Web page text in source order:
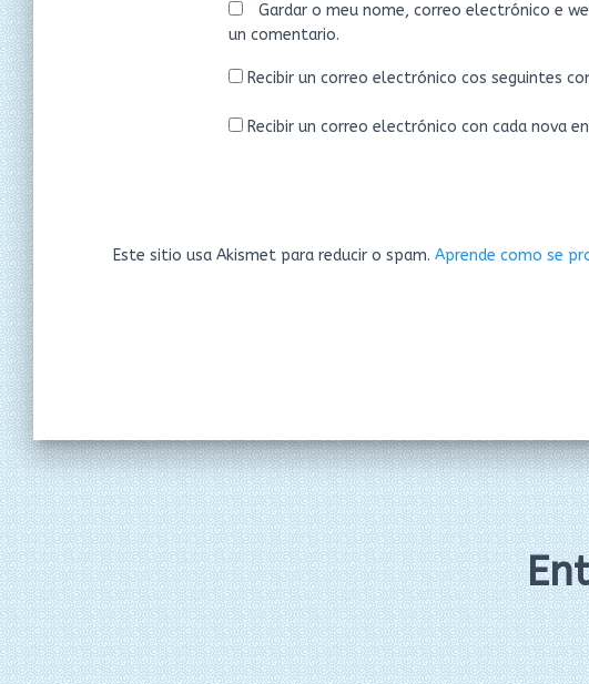
Gardar o meu nome, correo electrónico e
un comentario.
Recibir un correo electrónico cos seguintes
Recibir un correo electrónico con cada nova
Este sitio usa Akismet para reducir o spam. Aprende como se